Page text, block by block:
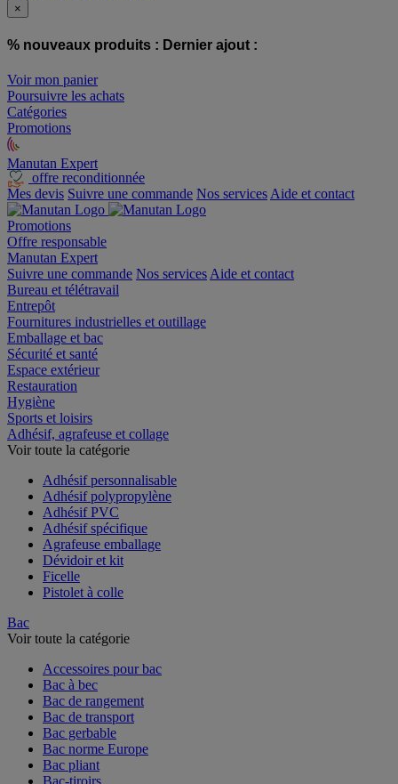
×
% nouveaux produits : Dernier ajout :
Voir mon panier
Poursuivre les achats
Catégories
Promotions
Manutan Expert
offre reconditionnée
Mes devis Suivre une commande Nos services Aide et contact
Promotions
Offre responsable
Manutan Expert
Suivre une commande Nos services Aide et contact
Bureau et télétravail
Entrepôt
Fournitures industrielles et outillage
Emballage et bac
Sécurité et santé
Espace extérieur
Restauration
Hygiène
Sports et loisirs
Adhésif, agrafeuse et collage
Voir toute la catégorie
Adhésif personnalisable
Adhésif polypropylène
Adhésif PVC
Adhésif spécifique
Agrafeuse emballage
Dévidoir et kit
Ficelle
Pistolet à colle
Bac
Voir toute la catégorie
Accessoires pour bac
Bac à bec
Bac de rangement
Bac de transport
Bac gerbable
Bac norme Europe
Bac pliant
Bac-tiroirs